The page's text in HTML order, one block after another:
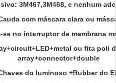
3M467,3M468, e nenhum
com máscara clara ou
se no interruptor de membrana
ou fita poli
array+connector+double
do luminoso +Rubber do